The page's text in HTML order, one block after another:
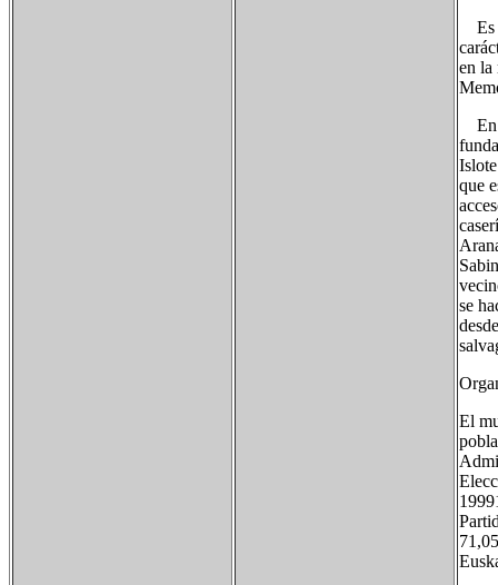
Es
en la
En
que
se
El